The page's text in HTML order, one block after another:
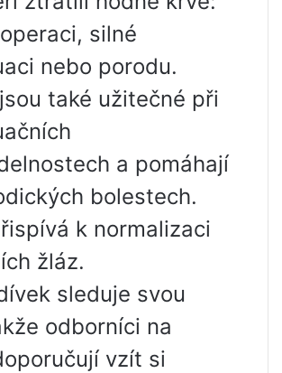
silné
nebo porodu.
také užitečné při
a pomáhají
bolestech.
k normalizaci
žláz.
sleduje svou
odborníci na
vzít si